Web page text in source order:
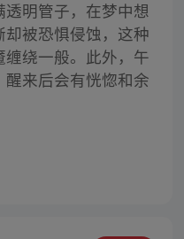
明管子，在梦中想
被恐惧侵蚀，这种
绕一般。此外，午
来后会有恍惚和余